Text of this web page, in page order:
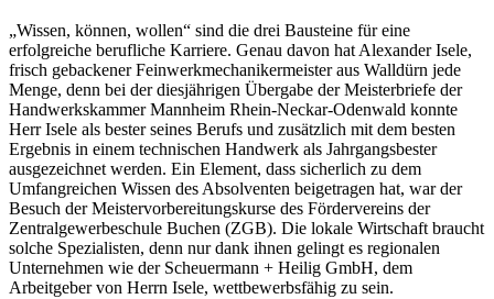
„Wissen, können, wollen“ sind die drei Bausteine für eine
erfolgreiche berufliche Karriere. Genau davon hat Alexander Isele,
frisch gebackener Feinwerkmechanikermeister aus Walldürn jede
Menge, denn bei der diesjährigen Übergabe der Meisterbriefe der
Handwerkskammer Mannheim Rhein-Neckar-Odenwald konnte
Herr Isele als bester seines Berufs und zusätzlich mit dem besten
Ergebnis in einem technischen Handwerk als Jahrgangsbester
ausgezeichnet werden. Ein Element, dass sicherlich zu dem
Umfangreichen Wissen des Absolventen beigetragen hat, war der
Besuch der Meistervorbereitungskurse des Fördervereins der
Zentralgewerbeschule Buchen (ZGB). Die lokale Wirtschaft braucht
solche Spezialisten, denn nur dank ihnen gelingt es regionalen
Unternehmen wie der Scheuermann + Heilig GmbH, dem
Arbeitgeber von Herrn Isele, wettbewerbsfähig zu sein.